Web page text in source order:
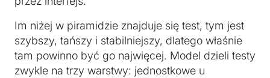
Im niżej w piramidzie znajduje się test, tym jest
szybszy, tańszy i stabilniejszy, dlatego właśnie
tam powinno być go najwięcej. Model dzieli testy
zwykle na trzy warstwy: jednostkowe u